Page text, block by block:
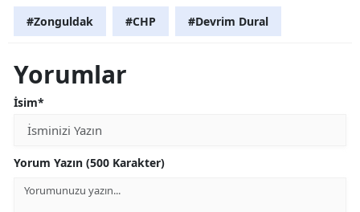
#Zonguldak #CHP #Devrim Dural
Yorumlar
İsim*
Yorum Yazın (500 Karakter)